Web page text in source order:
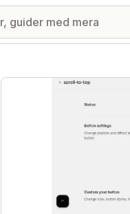
Galleri med utvalda bilder